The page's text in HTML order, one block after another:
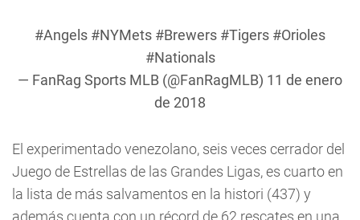
#Angels #NYMets #Brewers #Tigers #Orioles
#Nationals
— FanRag Sports MLB (@FanRagMLB) 11 de enero
de 2018
El experimentado venezolano, seis veces cerrador del
Juego de Estrellas de las Grandes Ligas, es cuarto en
la lista de más salvamentos en la histori (437) y
además cuenta con un récord de 62 rescates en una